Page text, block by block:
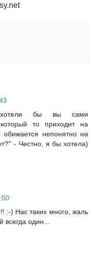
бы вы сами
то приходит на
обижается непонятно на
- Честно, я бы хотела)
:-) Нас таких много, жаль
всегда один...